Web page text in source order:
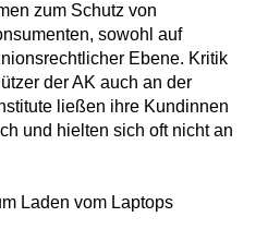
zum Schutz von
sowohl auf
Ebene. Kritik
der AK auch an der
ließen ihre Kundinnen
und hielten sich oft nicht an
Laden vom Laptops